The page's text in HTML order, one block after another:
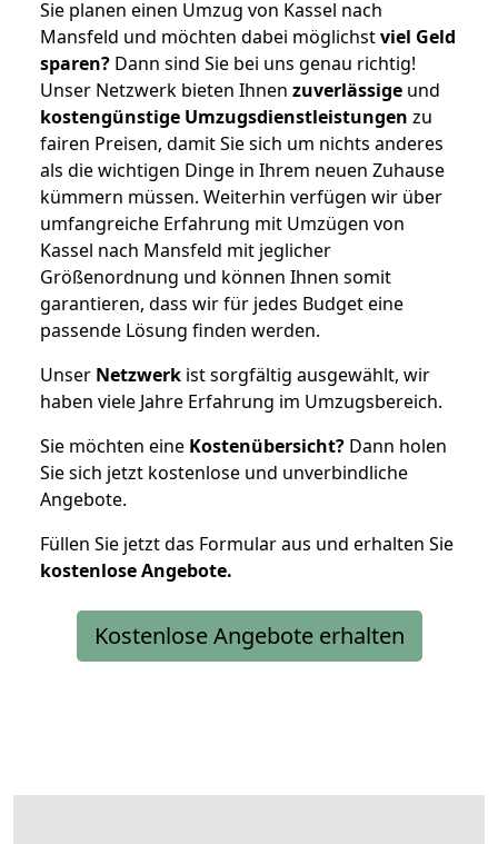
Sie planen einen Umzug von Kassel nach
Mansfeld und möchten dabei möglichstviel Geld
sparen? Dann sind Sie bei uns genau richtig!
Unser Netzwerk bieten Ihnen zuverlässige und
kostengünstige Umzugsdienstleistungen zu
fairen Preisen, damit Sie sich um nichts anderes
als die wichtigen Dinge in Ihrem neuen Zuhause
kümmern müssen. Weiterhin verfügen wir über
umfangreiche Erfahrung mit Umzügen von
Kassel nach Mansfeld mit jeglicher
Größenordnung und können Ihnen somit
garantieren, dass wir für jedes Budget eine
passende Lösung finden werden.
Unser Netzwerk ist sorgfältig ausgewählt, wir
haben viele Jahre Erfahrung im Umzugsbereich.
Sie möchten eine Kostenübersicht? Dann holen
Sie sich jetzt kostenlose und unverbindliche
Angebote.
Füllen Sie jetzt das Formular aus und erhalten Sie
kostenloseAngebote.
Kostenlose Angebote erhalten